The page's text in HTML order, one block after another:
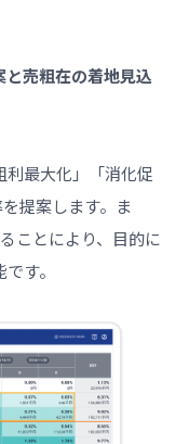
と売粗在の着地見込
利最大化」「消化促
提案します。ま
ことにより、目的に
す。